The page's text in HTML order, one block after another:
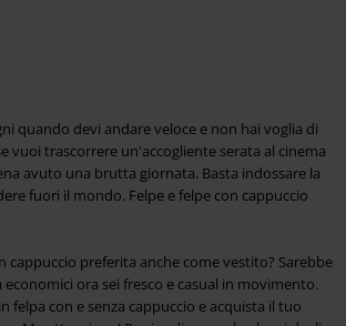
quando devi andare veloce e non hai voglia di
trascorrere un'accogliente serata al cinema
avuto una brutta giornata. Basta indossare la
fuori il mondo. Felpe e felpe con cappuccio
cappuccio preferita anche come vestito? Sarebbe
ora sei fresco e casual in movimento.
felpa con e senza cappuccio e acquista il tuo